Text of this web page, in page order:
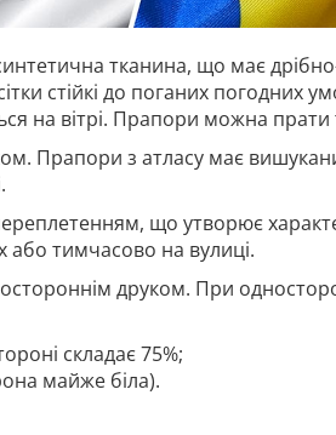
тканина, що має
стійкі до поганих погодних
на вітрі. Прапори можна прати
Прапори з атласу має
що утворює
тимчасово на вулиці.
друком. При
складає 75%;
майже біла).